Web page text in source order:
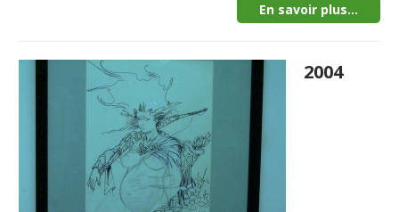
En savoir plus...
2004